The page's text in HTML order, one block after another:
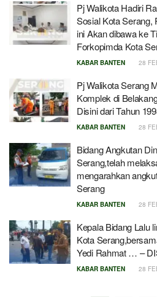
Pj Walikota Hadiri
Sosial Kota Serang,
ini Akan dibawa ke
Forkopimda Kota
KABAR BANTEN 28
Pj Walikota Serang
Komplek di
Disini dari Tahun
KABAR BANTEN 28
Bidang Angkutan
Serang,telah
mengarahkan
Serang
KABAR BANTEN 28
Kepala Bidang Lalu
Kota
Yedi Rahmat … –
KABAR BANTEN 28